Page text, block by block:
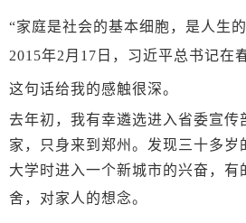
“家庭是社会的基本细胞，是人生
2015年2月17日，习近平总书记在
这句话给我的感触很深。
去年初，我有幸遴选进入省委宣传
家，只身来到郑州。发现三十多岁
大学时进入一个新城市的兴奋，有
舍，对家人的想念。